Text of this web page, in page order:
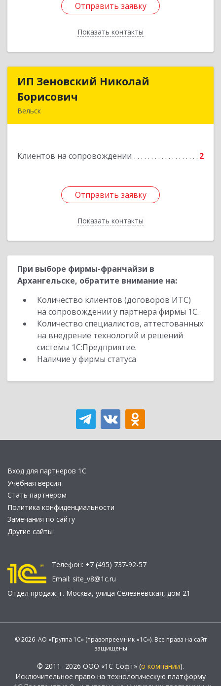
Отправить заявку
Показать контакты
Отправить заявку
Назад
ИП Зеновский Николай
Борисович
Вельск
Клиентов на сопровождении 2
Отправить заявку
Показать контакты
ИП Зеновский Николай
Подробнее
Отправить заявку
Назад
При выборе фирмы-франчайзи в
Архангельске, обратите внимание на:
Количество клиентов (договоров ИТС)
на сопровождении у партнера фирмы 1С.
Количество специалистов, аттестованных
на внедрение технологий и решений
системы 1С:Предприятие.
Наличие у фирмы статуса
Вход для партнеров 1С
Учебная версия
Стать партнером
Политика конфиденциальности
Замечания по сайту
Другие сайты
Телефон: +7 (495) 737-92-57
Email: site_v8@1c.ru
Отдел продаж: г. Москва, улица Селезнёвская, дом 21
© 2026 АО «Группа 1С» (правопреемник «1С»). Все права на сайт
защищены
© 2011- 2026 ООО «1С-Софт» (о компании).
Исключительное право на технологическую платформу